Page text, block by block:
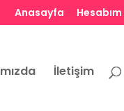
Anasayfa Hesabım
İletişim